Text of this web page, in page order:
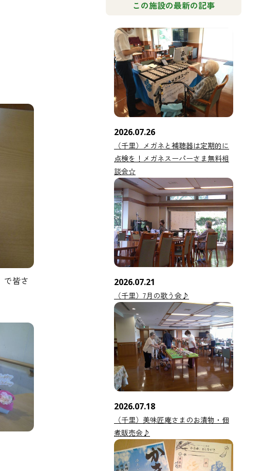
で皆さ
この施設の最新の記事
2026.07.26
（千里）メガネと補聴器は定期的に
点検を！メガネスーパーさま無料相
談会☆
2026.07.21
（千里）7月の歌う会♪
2026.07.18
（千里）美味匠庵さまのお漬物・佃
煮販売会♪